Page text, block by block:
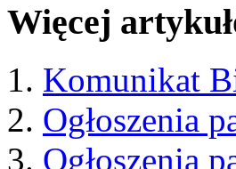
Więcej
Komunikat
Ogłoszenia
Ogłoszenia